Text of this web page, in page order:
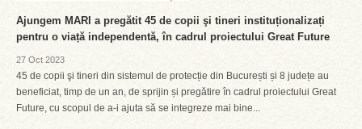
Ajungem MARI a pregătit 45 de copii şi tineri instituționalizați
pentru o viață independentă, în cadrul proiectului Great Future
27 Oct 2023
45 de copii şi tineri din sistemul de protecție din București și 8 județe au
beneficiat, timp de un an, de sprijin și pregătire în cadrul proiectului Great
Future, cu scopul de a-i ajuta să se integreze mai bine...